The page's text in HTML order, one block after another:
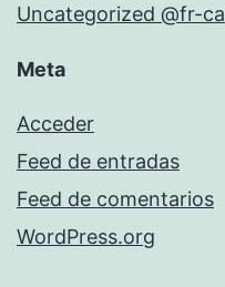
Uncategorized @fr-ca
Meta
Acceder
Feed de entradas
Feed de comentarios
WordPress.org